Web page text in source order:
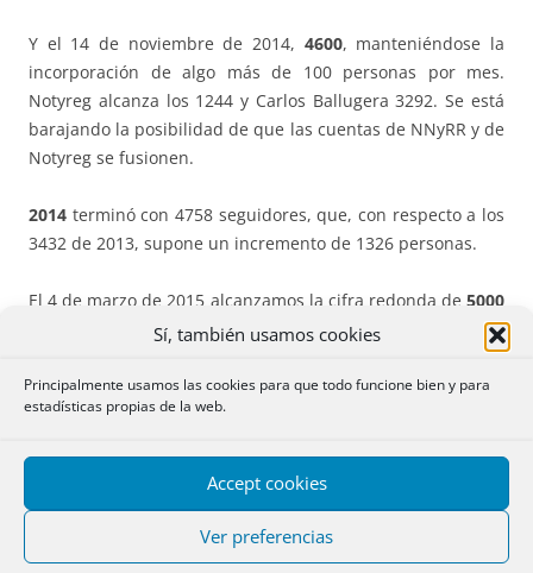
Sí, también usamos cookies
Principalmente usamos las cookies para que todo funcione bien y para
estadísticas propias de la web.
Accept cookies
Ver preferencias
Y el 14 de noviembre de 2014, 4600, manteniéndose la
incorporación de algo más de 100 personas por mes.
Notyreg alcanza los 1244 y Carlos Ballugera 3292. Se está
barajando la posibilidad de que las cuentas de NNyRR y de
Notyreg se fusionen.
2014 terminó con 4758 seguidores, que, con respecto a los
3432 de 2013, supone un incremento de 1326 personas.
El 4 de marzo de 2015 alcanzamos la cifra redonda de 5000
. Seguimos a una velocidad de crucero similar,
quizás una pequeña aceleración. Hemos duplicado en algo
más de año y medio. Notyreg, 1300.
durante las que se apuntaron más de 100 seguidores
nuevos a la semana, ralentizándose en los últimos días,
alcanzándose el 14 de mayo los5500 seguidores